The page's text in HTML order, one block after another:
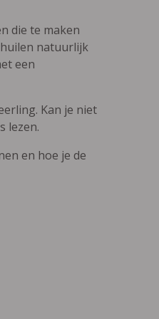
die te maken
natuurlijk
een
Kan je niet
lezen.
en hoe je de